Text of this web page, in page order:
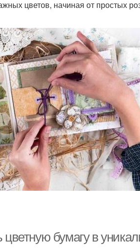
цветов, начиная от простых
бумагу в